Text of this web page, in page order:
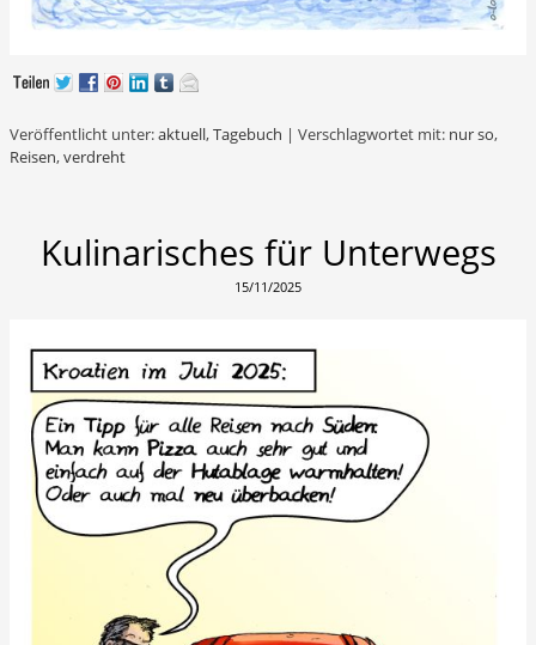
Veröffentlicht unter:aktuell,Tagebuch | Verschlagwortet mit: nur so,
Reisen,verdreht
Kulinarisches für Unterwegs
15/11/2025